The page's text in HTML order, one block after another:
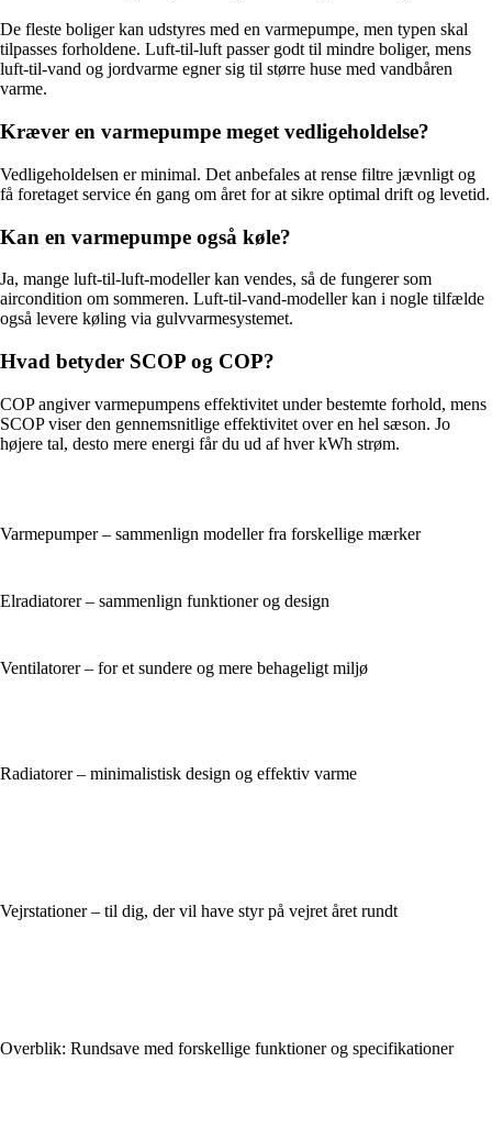
De fleste boliger kan udstyres med en varmepumpe, men typen skal
tilpasses forholdene. Luft-til-luft passer godt til mindre boliger, mens
luft-til-vand og jordvarme egner sig til større huse med vandbåren
varme.
Kræver en varmepumpe meget vedligeholdelse?
Vedligeholdelsen er minimal. Det anbefales at rense filtre jævnligt og
få foretaget service én gang om året for at sikre optimal drift og levetid.
Kan en varmepumpe også køle?
Ja, mange luft-til-luft-modeller kan vendes, så de fungerer som
aircondition om sommeren. Luft-til-vand-modeller kan i nogle tilfælde
også levere køling via gulvvarmesystemet.
Hvad betyder SCOP og COP?
COP angiver varmepumpens effektivitet under bestemte forhold, mens
SCOP viser den gennemsnitlige effektivitet over en hel sæson. Jo
højere tal, desto mere energi får du ud af hver kWh strøm.
Varmepumper – sammenlign modeller fra forskellige mærker
Elradiatorer – sammenlign funktioner og design
Ventilatorer – for et sundere og mere behageligt miljø
Radiatorer – minimalistisk design og effektiv varme
Vejrstationer – til dig, der vil have styr på vejret året rundt
Overblik: Rundsave med forskellige funktioner og specifikationer